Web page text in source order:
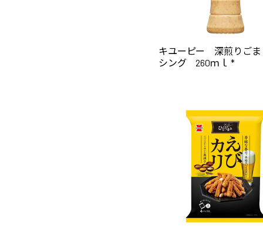
キユーピー 深煎りごま
シング 260ｍｌ *